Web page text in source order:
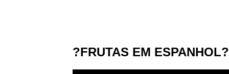
?FRUTAS EM ESPANHOL?